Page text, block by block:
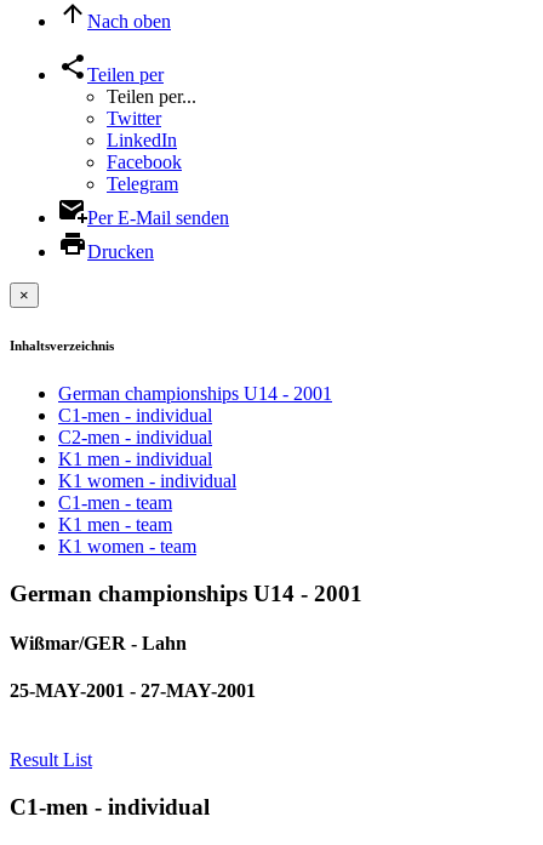
Nach oben
Teilen per
Teilen per...
Twitter
LinkedIn
Facebook
Telegram
Per E-Mail senden
Drucken
×
Inhaltsverzeichnis
German championships U14 - 2001
C1-men - individual
C2-men - individual
K1 men - individual
K1 women - individual
C1-men - team
K1 men - team
K1 women - team
German championships U14 - 2001
Wißmar/GER - Lahn
25-MAY-2001 - 27-MAY-2001
Result List
C1-men - individual